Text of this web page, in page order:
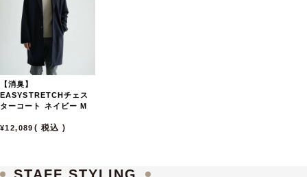
【消臭】
EASYSTRETCHチェス
ターコート
ネイビー M
12,089 税込